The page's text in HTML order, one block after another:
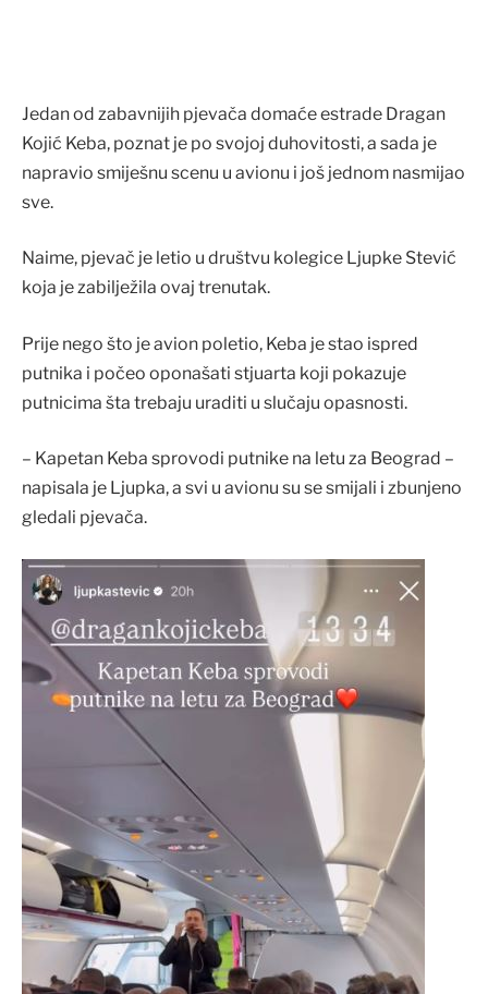
Jedan od zabavnijih pjevača domaće estrade Dragan
Kojić Keba, poznat je po svojoj duhovitosti, a sada je
napravio smiješnu scenu u avionu i još jednom nasmijao
sve.
Naime, pjevač je letio u društvu kolegice Ljupke Stević
koja je zabilježila ovaj trenutak.
Prije nego što je avion poletio, Keba je stao ispred
putnika i počeo oponašati stjuarta koji pokazuje
putnicima šta trebaju uraditi u slučaju opasnosti.
– Kapetan Keba sprovodi putnike na letu za Beograd –
napisala je Ljupka, a svi u avionu su se smijali i zbunjeno
gledali pjevača.